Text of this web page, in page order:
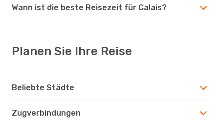
Wann ist die beste Reisezeit für Calais?
Planen Sie Ihre Reise
Beliebte Städte
Zugverbindungen